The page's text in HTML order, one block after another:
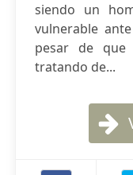
siendo un
vulnerable
pesar de que
tratando de...